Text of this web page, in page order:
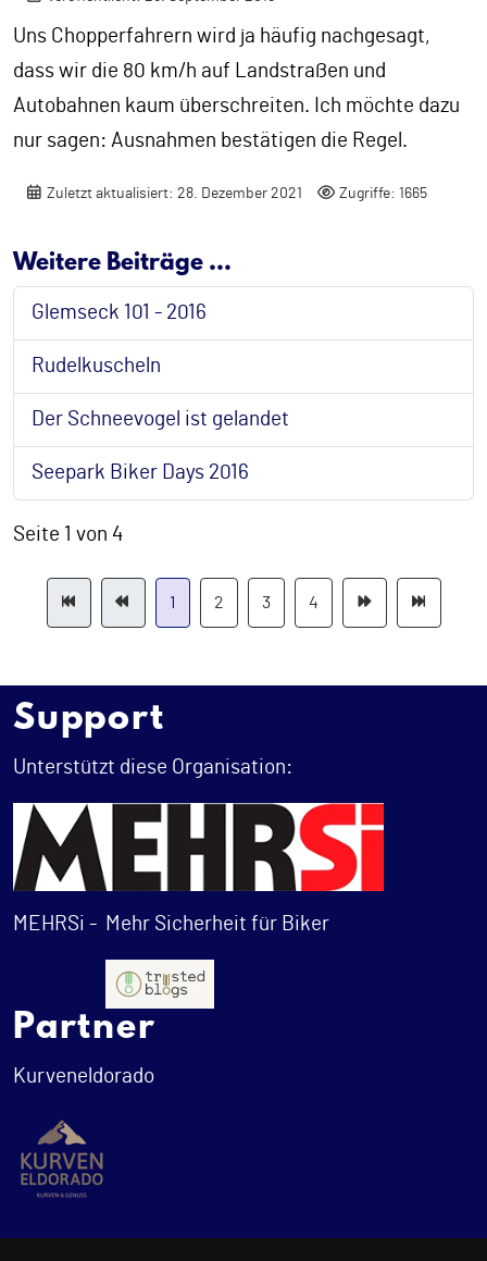
Uns Chopperfahrern wird ja häufig nachgesagt,
dass wir die 80 km/h auf Landstraßen und
Autobahnen kaum überschreiten. Ich möchte dazu
nur sagen: Ausnahmen bestätigen die Regel.
Zuletzt aktualisiert: 28. Dezember 2021 Zugriffe: 1665
Weitere Beiträge …
Glemseck 101 - 2016
Rudelkuscheln
Der Schneevogel ist gelandet
Seepark Biker Days 2016
Seite 1 von 4
1 2 3 4
Support
Unterstützt diese Organisation:
MEHRSi - Mehr Sicherheit für Biker
Partner
Kurveneldorado